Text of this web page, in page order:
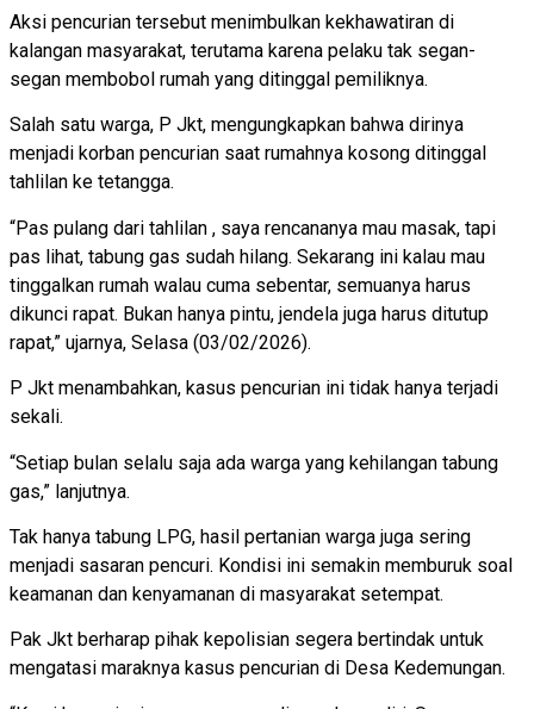
Aksi pencurian tersebut menimbulkan kekhawatiran di
kalangan masyarakat, terutama karena pelaku tak segan-
segan membobol rumah yang ditinggal pemiliknya.
Salah satu warga, P Jkt, mengungkapkan bahwa dirinya
menjadi korban pencurian saat rumahnya kosong ditinggal
tahlilan ke tetangga.
“Pas pulang dari tahlilan , saya rencananya mau masak, tapi
pas lihat, tabung gas sudah hilang. Sekarang ini kalau mau
tinggalkan rumah walau cuma sebentar, semuanya harus
dikunci rapat. Bukan hanya pintu, jendela juga harus ditutup
rapat,” ujarnya, Selasa (03/02/2026).
P Jkt menambahkan, kasus pencurian ini tidak hanya terjadi
sekali.
“Setiap bulan selalu saja ada warga yang kehilangan tabung
gas,” lanjutnya.
Tak hanya tabung LPG, hasil pertanian warga juga sering
menjadi sasaran pencuri. Kondisi ini semakin memburuk soal
keamanan dan kenyamanan di masyarakat setempat.
Pak Jkt berharap pihak kepolisian segera bertindak untuk
mengatasi maraknya kasus pencurian di Desa Kedemungan.